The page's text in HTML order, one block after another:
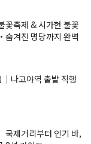
꽃축제 & 시가현 불꽃
겨진 명당까지 완벽
나고야역 출발 직행
국제거리부터 인기 바,